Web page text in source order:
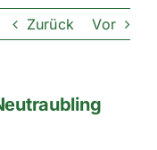
Zurück Vor